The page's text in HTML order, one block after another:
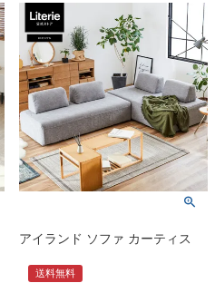
アイランド ソファ カーティス
送料無料